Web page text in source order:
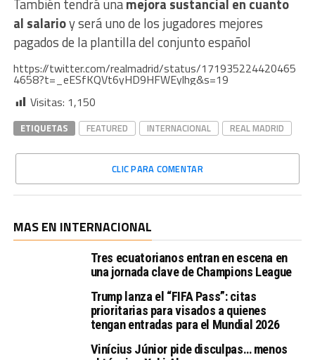
También tendrá unamejora sustancial en cuanto
al salarioy será uno de los jugadores mejores
pagados de la plantilla del conjunto español
https://twitter.com/realmadrid/status/171935224420465
4658?t=_eESfKQVt6yHD9HFWEylhg&s=19
Visitas: 1,150
ETIQUETAS FEATURED INTERNACIONAL REAL MADRID
CLIC PARA COMENTAR
MAS EN INTERNACIONAL
Tres ecuatorianos entran en escena en
una jornada clave de Champions League
Trump lanza el “FIFA Pass”: citas
prioritarias para visados a quienes
tengan entradas para el Mundial 2026
Vinícius Júnior pide disculpas… menos